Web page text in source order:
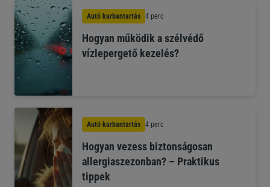
Autó karbantartás 4 perc
Hogyan működik a szélvédő
vízlepergető kezelés?
Autó karbantartás 4 perc
Hogyan vezess biztonságosan
allergiaszezonban? – Praktikus
tippek